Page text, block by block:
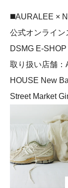
◼️AURALEE ×
公式オンライン
DSMG E-SHOP
取り扱い店舗
HOUSE New
Street Market